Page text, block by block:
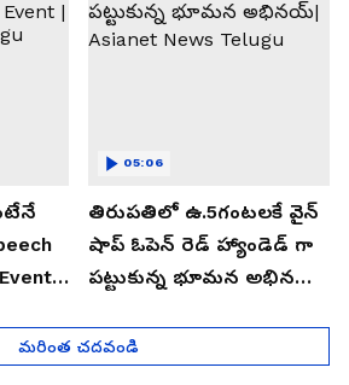
తిరుపతిలో ఉ.5గంటలకే వైన్
షాప్ ఓపెన్ రెడ్ హ్యాండెడ్ గా
పట్టుకున్న భూమన అభినయ్|
05:06
మరింత చదవండి